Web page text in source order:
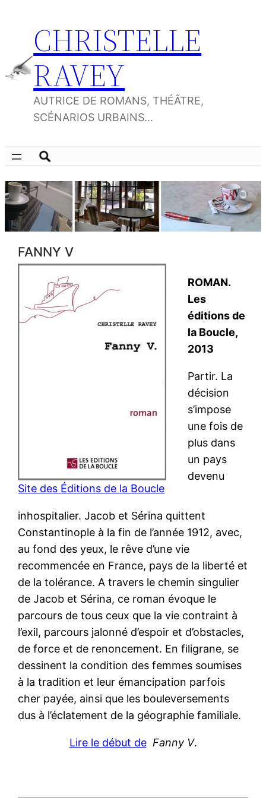
contenuCHRISTELLE
RAVEY
AUTRICE DE ROMANS, THÉÂTRE,
SCÉNARIOS URBAINS…
FANNY V
Site des Éditions de la Boucle
ROMAN.
Les
éditions de
la Boucle,
2013
Partir. La
décision
s’impose
une fois de
plus dans
un pays
devenu
inhospitalier. Jacob et Sérina quittent
Constantinople à la fin de l’année 1912, avec,
au fond des yeux, le rêve d’une vie
recommencée en France, pays de la liberté et
de la tolérance. A travers le chemin singulier
de Jacob et Sérina, ce roman évoque le
parcours de tous ceux que la vie contraint à
l’exil, parcours jalonné d’espoir et d’obstacles,
de force et de renoncement. En filigrane, se
dessinent la condition des femmes soumises
à la tradition et leur émancipation parfois
cher payée, ainsi que les bouleversements
dus à l’éclatement de la géographie familiale.
Lire le début de Fanny V.